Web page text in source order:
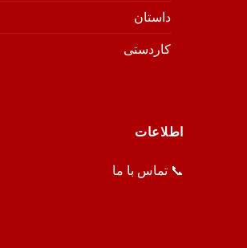
داستان
کاردستی
اطلاعات
📞 تماس با ما